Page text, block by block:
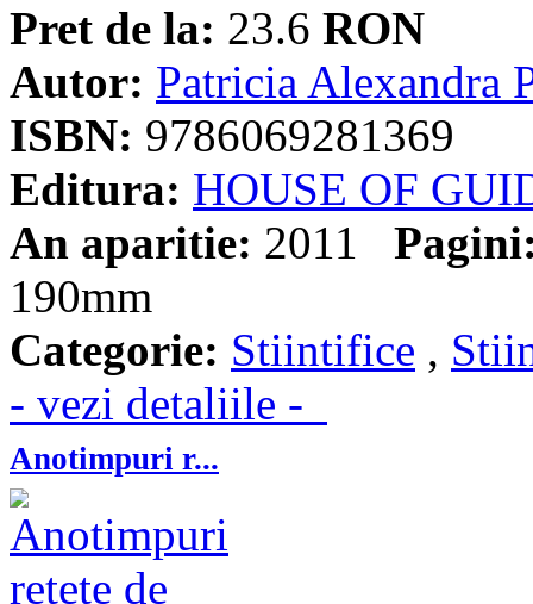
Pret de la: 23.6 RON
Autor: Patricia Alexandra
ISBN: 9786069281369
Editura: HOUSE OF
An aparitie: 2011
190mm
Categorie: Stiintifice ,
- vezi detaliile -
Anotimpuri r...